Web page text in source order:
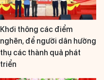
Khơi thông các điểm
nghẽn, để người dân hưởng
thụ các thành quả phát
triển